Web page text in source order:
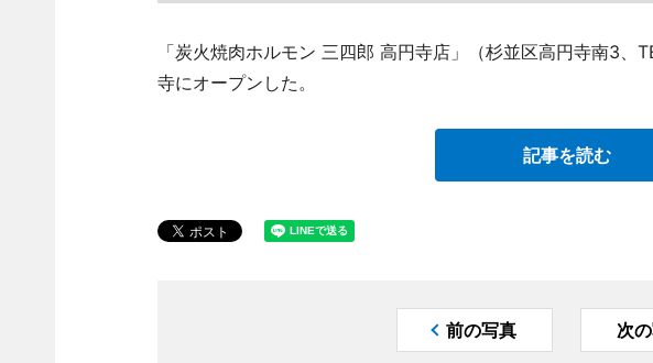
「炭火焼肉ホルモン 三四郎 高円寺店」（杉並区高円寺南3
寺にオープンした。
記事を読む
前の写真 次